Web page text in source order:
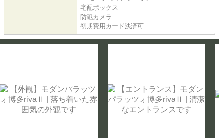
宅配ボックス
防犯カメラ
初期費用カード決済可